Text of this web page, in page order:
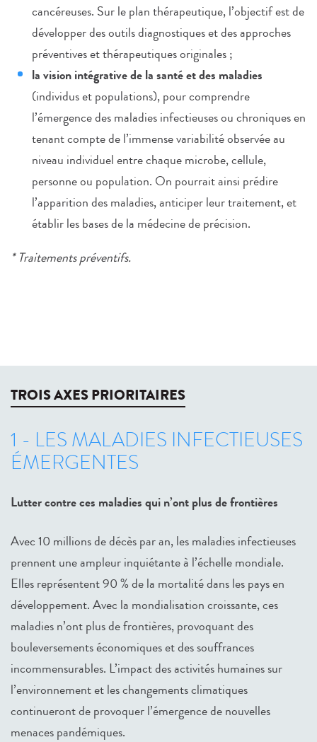
cancéreuses. Sur le plan thérapeutique, l’objectif est de
développer des outils diagnostiques et des approches
préventives et thérapeutiques originales ;
la vision intégrative de la santé et des maladies
(individus et populations), pour comprendre
l’émergence des maladies infectieuses ou chroniques en
tenant compte de l’immense variabilité observée au
niveau individuel entre chaque microbe, cellule,
personne ou population. On pourrait ainsi prédire
l’apparition des maladies, anticiper leur traitement, et
établir les bases de la médecine de précision.
* Traitements préventifs.
TROIS AXES PRIORITAIRES
1 - LES MALADIES INFECTIEUSES
ÉMERGENTES
Lutter contre ces maladies qui n’ont plus de frontières
Avec 10 millions de décès par an, les maladies infectieuses
prennent une ampleur inquiétante à l’échelle mondiale.
Elles représentent 90 % de la mortalité dans les pays en
développement. Avec la mondialisation croissante, ces
maladies n’ont plus de frontières, provoquant des
bouleversements économiques et des souffrances
incommensurables. L’impact des activités humaines sur
l’environnement et les changements climatiques
continueront de provoquer l’émergence de nouvelles
menaces pandémiques.